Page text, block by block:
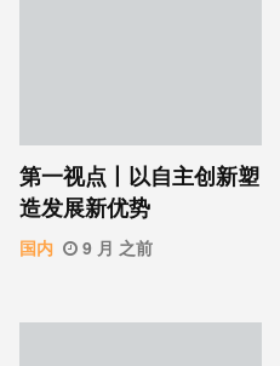
第一视点丨以自主创新塑
造发展新优势
国内 9 月 之前